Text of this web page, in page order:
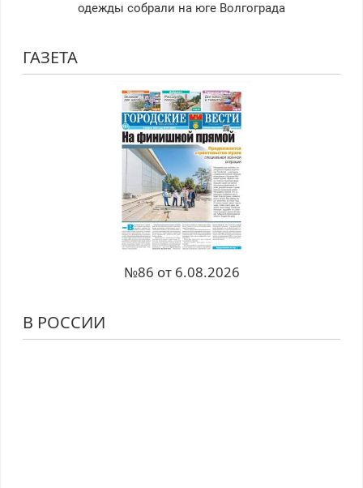
одежды собрали на юге Волгограда
ГАЗЕТА
№86 от 6.08.2026
В РОССИИ